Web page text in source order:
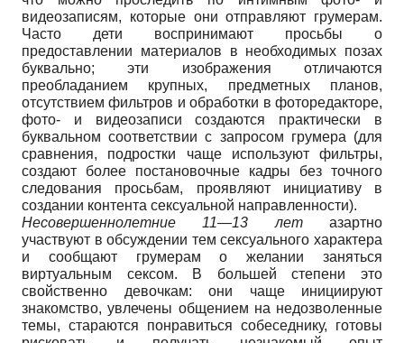
видеозаписям, которые они отправляют грумерам.
Часто дети воспринимают просьбы о
предоставлении материалов в необходимых позах
буквально; эти изображения отличаются
преобладанием крупных, предметных планов,
отсутствием фильтров и обработки в фоторедакторе,
фото- и видеозаписи создаются практически в
буквальном соответствии с запросом грумера (для
сравнения, подростки чаще используют фильтры,
создают более постановочные кадры без точного
следования просьбам, проявляют инициативу в
создании контента сексуальной направленности).
Несовершеннолетние 11—13 летазартно
участвуют в обсуждении тем сексуального характера
и сообщают грумерам о желании заняться
виртуальным сексом. В большей степени это
свойственно девочкам: они чаще инициируют
знакомство, увлечены общением на недозволенные
темы, стараются понравиться собеседнику, готовы